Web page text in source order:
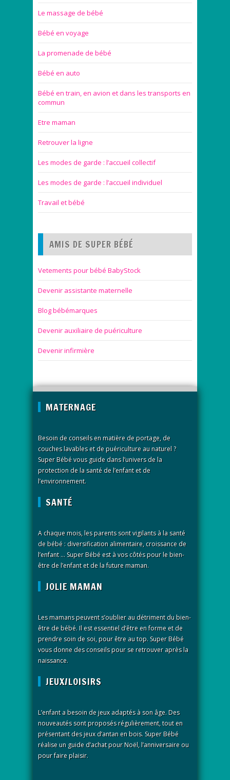
Le massage de bébé
Bébé en voyage
La promenade de bébé
Bébé en auto
Bébé en train, en avion et dans les transports en
commun
Etre maman
Retrouver la ligne
Les modes de garde : l’accueil collectif
Les modes de garde : l’accueil individuel
Travail et bébé
AMIS DE SUPER BÉBÉ
Vetements pour bébé BabyStock
Devenir assistante maternelle
Blog bébémarques
Devenir auxiliaire de puériculture
Devenir infirmière
MATERNAGE
Besoin de conseils en matière de portage, de
couches lavables et de puériculture au naturel ?
Super Bébé vous guide dans l’univers de la
protection de la santé de l’enfant et de
l’environnement.
SANTÉ
A chaque mois, les parents sont vigilants à la santé
de bébé : diversification alimentaire, croissance de
l’enfant … Super Bébé est à vos côtés pour le bien-
être de l’enfant et de la future maman.
JOLIE MAMAN
Les mamans peuvent s’oublier au détriment du bien-
être de bébé. Il est essentiel d’être en forme et de
prendre soin de soi, pour être au top. Super Bébé
vous donne des conseils pour se retrouver après la
naissance.
JEUX/LOISIRS
L’enfant a besoin de jeux adaptés à son âge. Des
nouveautés sont proposés régulièrement, tout en
présentant des jeux d’antan en bois. Super Bébé
réalise un guide d’achat pour Noël, l’anniversaire ou
pour faire plaisir.